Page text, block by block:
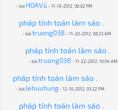
- bởi HOAVũ - 11-19-2012, 06:02 PM
pháp tính toán làm sáo .
- bởitruong038 - 11-20-2012, 08:23 AM
pháp tính toán làm sáo .
- bởitruong038 - 11-22-2012, 10:04 AM
pháp tính toán làm sáo .
- bởi lehuuhung- 12-10-2012, 03:22 PM
pháp tính toán làm sáo .